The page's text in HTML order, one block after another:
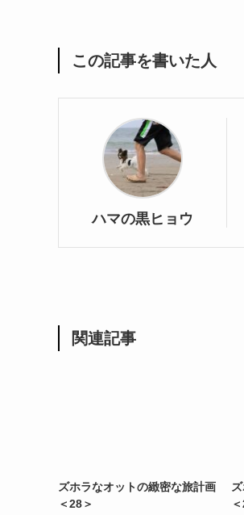
この記事を書いた人
ハマの黒ヒョウ
関連記事
ズホラなオットの緻密な旅計画
＜28＞